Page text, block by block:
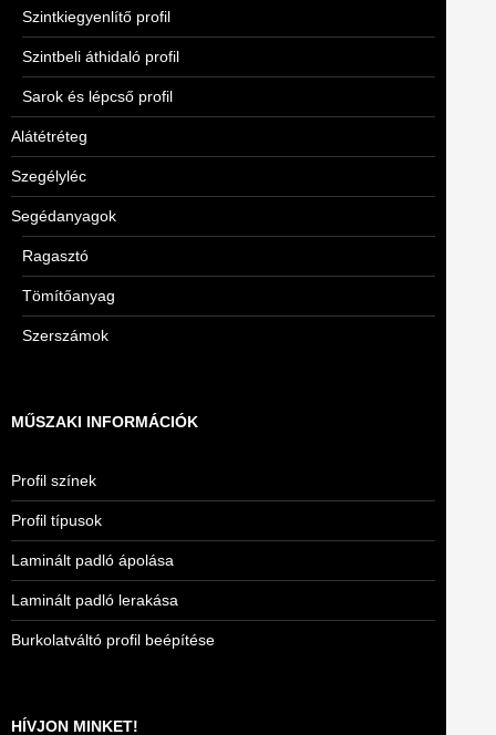
Szintkiegyenlítő profil
Szintbeli áthidaló profil
Sarok és lépcső profil
Alátétréteg
Szegélyléc
Segédanyagok
Ragasztó
Tömítőanyag
Szerszámok
MŰSZAKI INFORMÁCIÓK
Profil színek
Profil típusok
Laminált padló ápolása
Laminált padló lerakása
Burkolatváltó profil beépítése
HÍVJON MINKET!